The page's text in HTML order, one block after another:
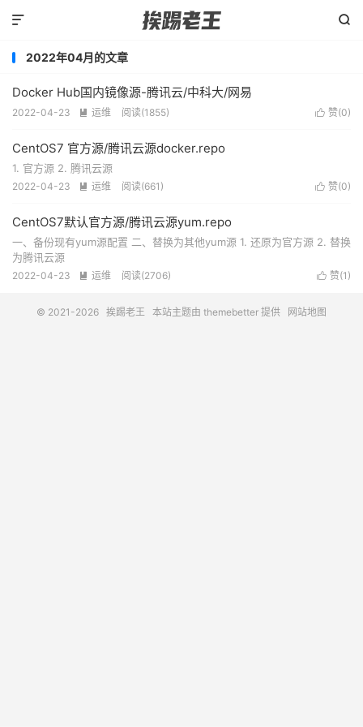


2022年04月的文章
Docker Hub国内镜像源-腾讯云/中科大/网易
 赞(0)
2022-04-23  运维 阅读(1855)
CentOS7 官方源/腾讯云源docker.repo
1. 官方源 2. 腾讯云源
 赞(0)
2022-04-23  运维 阅读(661 )
CentOS7默认官方源/腾讯云源yum.repo
一、备份现有yum源配置 二、替换为其他yum源 1. 还原为官方源 2. 替换
为腾讯云源
 赞(1 )
2022-04-23  运维 阅读(2706)
© 2021-2026 挨踢老王 本站主题由 themebetter 提供 网站地图